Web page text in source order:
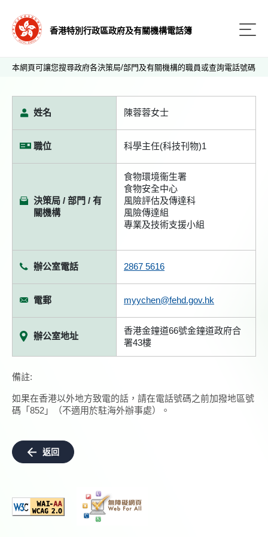
香港特別行政區政府及有關機構電話簿
本網頁可讓您搜尋政府各決策局/部門及有關機構的職員或查詢電話號碼
姓名 陳蓉蓉女士
職位 科學主任(科技刊物)1
決策局 / 部門 / 有
關機構
食物環境衞生署
食物安全中心
風險評估及傳達科
風險傳達組
專業及技術支援小組
辦公室電話 2867 5616
電郵 myychen@fehd.gov.hk
辦公室地址
香港金鐘道66號金鐘道政府合
署43樓
備註:
如果在香港以外地方致電的話，請在電話號碼之前加撥地區號
碼「852」（不適用於駐海外辦事處）。
返回